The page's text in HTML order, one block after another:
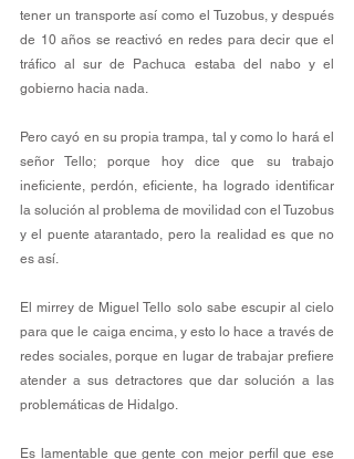
tener un transporte así como el Tuzobus, y después
de 10 años se reactivó en redes para decir que el
tráfico al sur de Pachuca estaba del nabo y el
gobierno hacia nada.
Pero cayó en su propia trampa, tal y como lo hará el
señor Tello; porque hoy dice que su trabajo
ineficiente, perdón, eficiente, ha logrado identificar
la solución al problema de movilidad con el Tuzobus
y el puente atarantado, pero la realidad es que no
es así.
El mirrey de Miguel Tello solo sabe escupir al cielo
para que le caiga encima, y esto lo hace a través de
redes sociales, porque en lugar de trabajar prefiere
atender a sus detractores que dar solución a las
problemáticas de Hidalgo.
Es lamentable que gente con mejor perfil que ese